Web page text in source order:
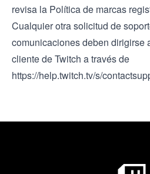
revisa la Política de marcas
Cualquier otra solicitud de
comunicaciones deben dirigirse
cliente de Twitch a través de
https://help.twitch.tv/s/